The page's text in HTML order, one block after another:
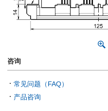
咨询
常见问题（FAQ）
产品咨询